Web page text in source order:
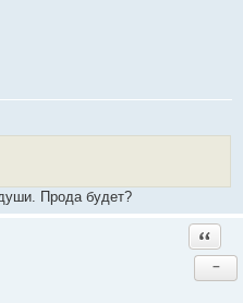
Прода будет?
−